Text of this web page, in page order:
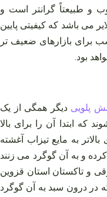
و طبیعتاً گرانتر است و
می باشد که کیفیتی پایین
برای بازارهای ضعیف تر
بود.
پلویی دیگر همگی از یک
که ابتدا آن را برای بالا
به مایع تیزاب آغشته
و به آن گوگرد می زنند
و تاکستان استان قزوین
در درون سبد به آن گوگرد